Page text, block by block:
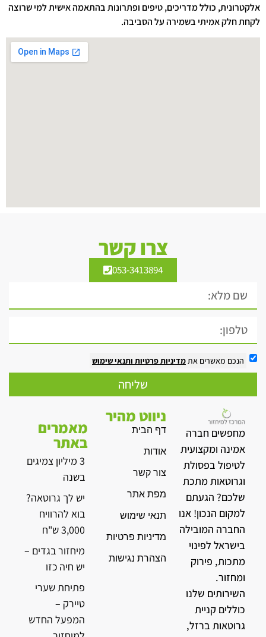
אלקטרונית, כולל מדריכים, טיפים ופתרונות בהתאמה אישית למי שרוצה
לקחת חלק אמיתי בשמירה על הסביבה.
צרו קשר
053-3413894
הנכם מאשרים אתמדיניות פרטיות ותנאי שימוש
שליחה
מחפשים חברה
אמינה ומקצועית
לטיפול בפסולת
וגרוטאות מתכת
שלכם? הגעתם
למקום הנכון! אנו
החברה המובילה
בישראל לפינוי
מתכות, פירוק
ומחזור.
השירותים שלנו
כוללים קניית
גרוטאות ברזל,
ניווט מהיר
דף הבית
אודות
צור קשר
מפת אתר
תנאי שימוש
מדיניות פרטיות
הצהרת נגישות
מאמרים
באתר
3 מיליון צמיגים
בשנה
יש לך גרוטאה?
בוא להרוויח
3,000 ש"ח
מיחזור בגדים –
יש חיה כזו
פתיחת שערי
טיירק –
המפעל החדש